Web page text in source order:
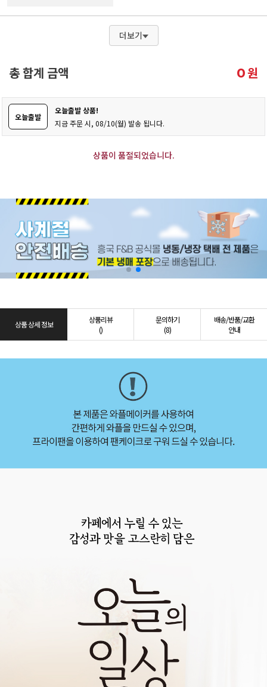
더보기
총 합계 금액 0원
오늘출발
오늘출발 상품!
지금 주문 시, 08/10(월) 발송 됩니다.
상품이 품절되었습니다.
상품 상세 정보
상품리뷰
()
문의하기
(8)
배송/반품/교환
안내